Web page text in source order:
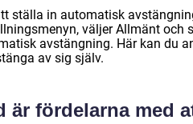
ställa in automatisk
väljer Allmänt och
avstängning. Här kan du
av sig själv.
är fördelarna med